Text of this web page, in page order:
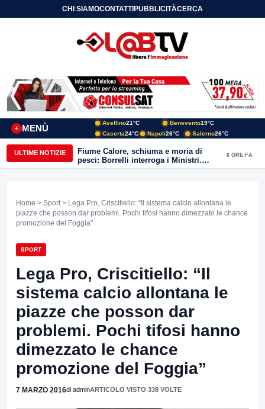
CHI SIAMOCONTATTIPUBBLICITÀCERCA
MENÙ
+
Avellino21°C Benevento19°C
Caserta24°C Napoli26°C Salerno26°C
ULTIME NOTIZIE
Fiume Calore, schiuma e moria di
pesci: Borrelli interroga i Ministri.
“Benevento paga l’assenza del
6 ORE FA
Home > Sport > Lega Pro, Criscitiello: “Il sistema calcio allontana le
piazze che posson dar problemi. Pochi tifosi hanno dimezzato le chance
promozione del Foggia”
SPORT
Lega Pro, Criscitiello: “Il
sistema calcio allontana le
piazze che posson dar
problemi. Pochi tifosi hanno
dimezzato le chance
promozione del Foggia”
7 MARZO 2016di adminARTICOLO VISTO 338 VOLTE